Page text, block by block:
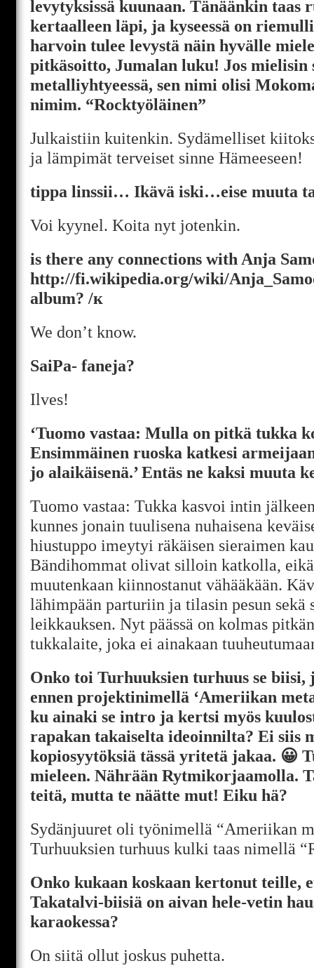
levytyksissä kuunaan. Tänäänkin taas
kertaalleen läpi, ja kyseessä on
harvoin tulee levystä näin hyvälle
pitkäsoitto, Jumalan luku! Jos mielisin
metalliyhtyeessä, sen nimi olisi
nimim. “Rocktyöläinen”
Julkaistiin kuitenkin. Sydämelliset
ja lämpimät terveiset sinne Hämeeseen!
tippa linssii… Ikävä iski…eise muuta
Voi kyynel. Koita nyt jotenkin.
is there any connections with Anja
http://fi.wikipedia.org/wiki/
album? /к
We don’t know.
SaiPa- faneja?
Ilves!
‘Tuomo vastaa: Mulla on pitkä tukka
Ensimmäinen ruoska katkesi
jo alaikäisenä.’ Entäs ne kaksi muuta
Tuomo vastaa: Tukka kasvoi intin
kunnes jonain tuulisena nuhaisena
hiustuppo imeytyi räkäisen sieraimen
Bändihommat olivat silloin katkolla,
muutenkaan kiinnostanut vähääkään.
lähimpään parturiin ja tilasin pesun
leikkauksen. Nyt päässä on kolmas
tukkalaite, joka ei ainakaan
Onko toi Turhuuksien turhuus se
ennen projektinimellä ‘Ameriikan
ku ainaki se intro ja kertsi myös
rapakan takaiselta ideoinnilta? Ei siis
kopiosyytöksiä tässä yritetä jakaa. 😀
mieleen. Nährään Rytmikorjaamolla.
teitä, mutta te näätte mut! Eiku hä?
Sydänjuuret oli työnimellä “Ameriikan
Turhuuksien turhuus kulki taas nimellä
Onko kukaan koskaan kertonut teille,
Takatalvi-biisiä on aivan hele-vetin
karaokessa?
On siitä ollut joskus puhetta.